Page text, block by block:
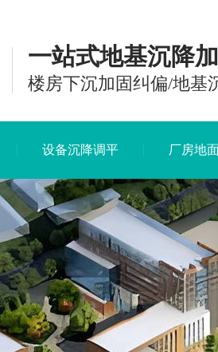
一站式地基沉降
楼房下沉加固纠偏/地基
设备沉降调平 厂房地